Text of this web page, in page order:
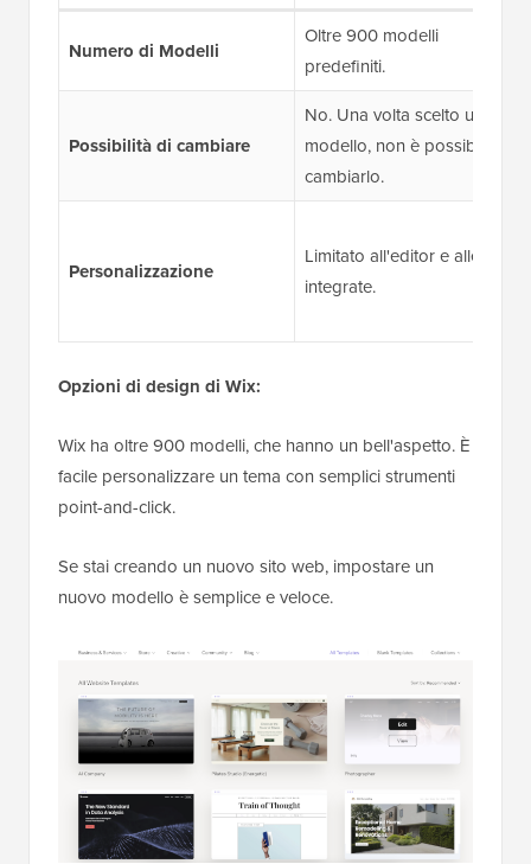
Numero di Modelli
Oltre 900 modelli
predefiniti.
Possibilità di cambiare
No. Una volta scelto un
modello, non è possibile
cambiarlo.
Personalizzazione
Limitato all'editor e alle app
integrate.
Opzioni di design di Wix:
Wix ha oltre 900 modelli, che hanno un bell'aspetto. È
facile personalizzare un tema con semplici strumenti
point-and-click.
Se stai creando un nuovo sito web, impostare un
nuovo modello è semplice e veloce.